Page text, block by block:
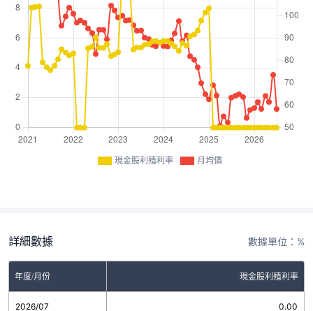
現金股利殖利率 月均價
詳細數據 數據單位：%
年度/月份 現金股利殖利率
2026/07 0.00